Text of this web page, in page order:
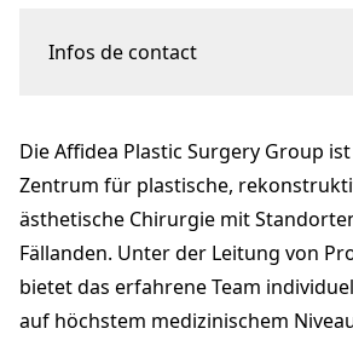
Infos de contact
psg.zuerich@affidea.ch
+41 44 826 50 60
affidea-plasticsurgerygroup.ch
Die Affidea Plastic Surgery Group
Zentrum für plastische,
ästhetische Chirurgie mit
Fällanden. Unter der Leitung von
bietet das erfahrene Team
auf höchstem medizinischem